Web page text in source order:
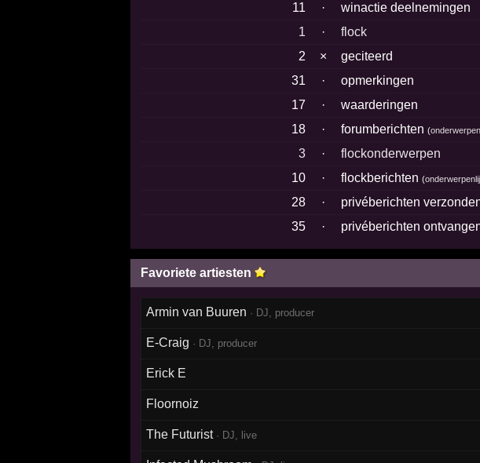
11
·
winactie deelnemingen
1
·
flock
2
×
geciteerd
31
·
opmerkingen
17
·
waarderingen
18
· forumberichten(
3 ·
flockonderwerpen
10
· flockberichten(
28 ·
privéberichten
35
· privéberichten
Favoriete artiesten
Armin van Buuren · DJ, producer
E-Craig · DJ, producer
Erick E
Floornoiz
The Futurist· DJ, live